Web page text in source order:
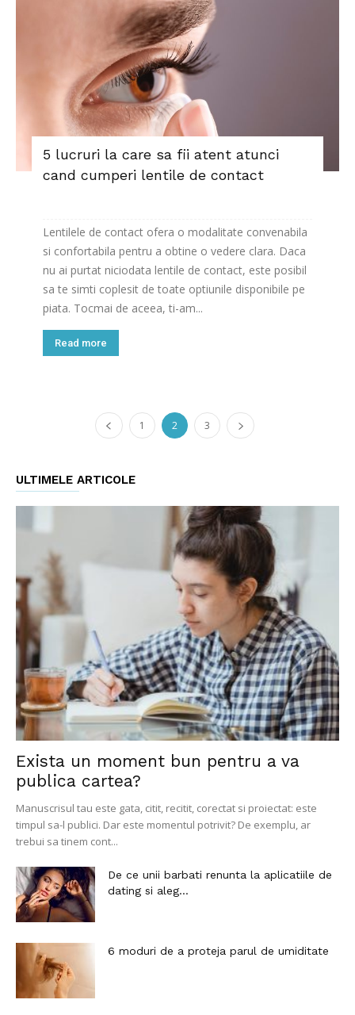
5 lucruri la care sa fii atent atunci
cand cumperi lentile de contact
Lentilele de contact ofera o modalitate convenabila
si confortabila pentru a obtine o vedere clara. Daca
nu ai purtat niciodata lentile de contact, este posibil
sa te simti coplesit de toate optiunile disponibile pe
piata. Tocmai de aceea, ti-am...
Read more
1 2 3
ULTIMELE ARTICOLE
Exista un moment bun pentru a va
publica cartea?
Manuscrisul tau este gata, citit, recitit, corectat si proiectat: este
timpul sa-l publici. Dar este momentul potrivit? De exemplu, ar
trebui sa tinem cont...
De ce unii barbati renunta la aplicatiile de
dating si aleg...
6 moduri de a proteja parul de umiditate